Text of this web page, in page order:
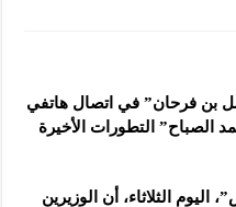
بن فرحان” في اتصال هاتفي
الصباح” التطورات الأخيرة
اليوم الثلاثاء، أن الوزيرين